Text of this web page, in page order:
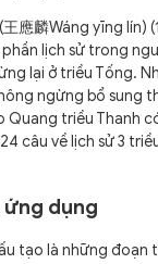
(王應麟Wáng yīng lín)
lịch sử trong
lại ở triều Tống.
ngừng bổ sung
Quang triều Thanh
câu về lịch sử 3
ứng dụng
tạo là những đoạn